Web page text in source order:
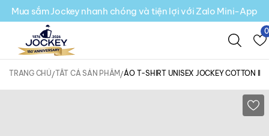
Mua sắm Jockey nhanh chóng và tiện lợi với Zalo Mini-App
0
TRANG CHỦ TẤT CẢ SẢN PHẨM ÁO T-SHIRT UNISEX JOCKEY COTTON IN